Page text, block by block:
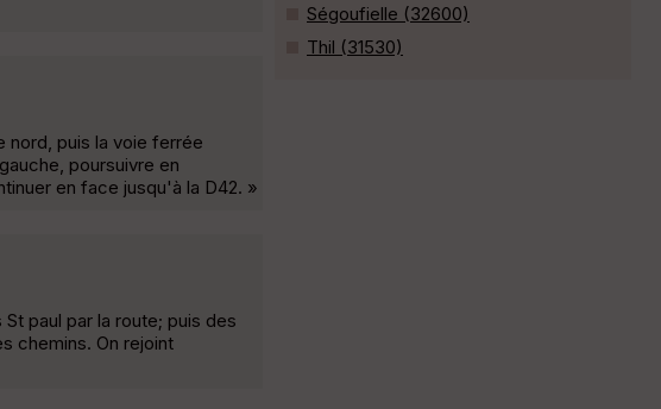
nord, puis la voie ferrée
poursuivre en
en face jusqu'à la D42. »
paul par la route; puis des
chemins. On rejoint
Ségoufielle (32600)
Thil (31530)